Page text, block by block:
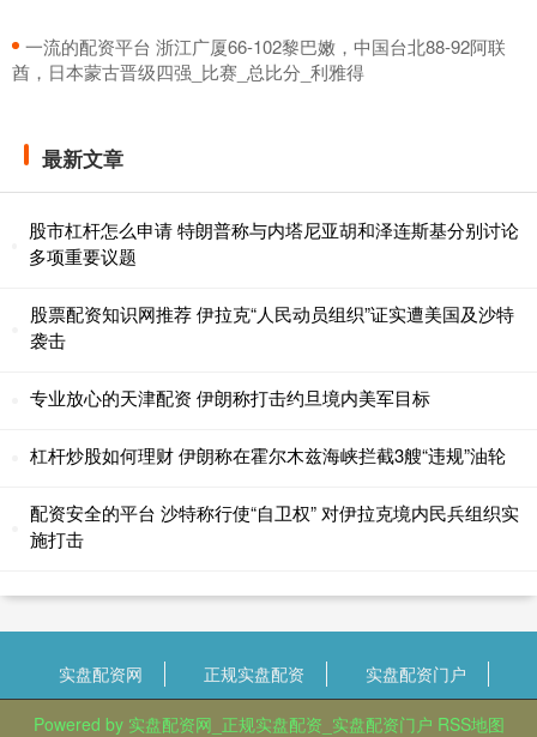
​一流的配资平台 浙江广厦66-102黎巴嫩，中国台北88-92阿联
酋，日本蒙古晋级四强_比赛_总比分_利雅得
最新文章
股市杠杆怎么申请 特朗普称与内塔尼亚胡和泽连斯基分别讨论
多项重要议题
股票配资知识网推荐 伊拉克“人民动员组织”证实遭美国及沙特
袭击
专业放心的天津配资 伊朗称打击约旦境内美军目标
杠杆炒股如何理财 伊朗称在霍尔木兹海峡拦截3艘“违规”油轮
配资安全的平台 沙特称行使“自卫权” 对伊拉克境内民兵组织实
施打击
实盘配资网 正规实盘配资 实盘配资门户
Powered by 实盘配资网_正规实盘配资_实盘配资门户 RSS地图